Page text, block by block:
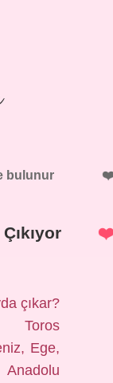
bulunur
çıkar?
Toros
Ege,